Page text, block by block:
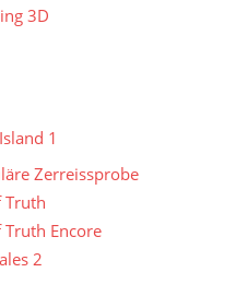
3D
1
Zerreissprobe
Truth
Truth Encore
2